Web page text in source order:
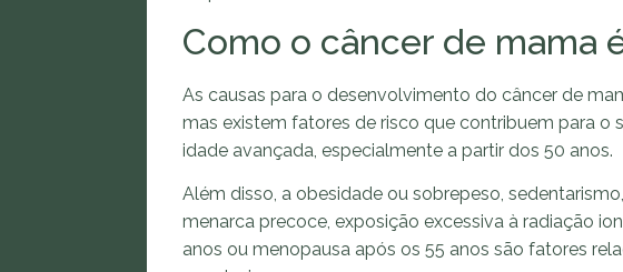
Como o câncer de mama
As causas para o desenvolvimento do câncer de
mas existem fatores de risco que contribuem para o
idade avançada, especialmente a partir dos 50 anos.
Além disso, a obesidade ou sobrepeso,
menarca precoce, exposição excessiva à radiação
anos ou menopausa após os 55 anos são fatores